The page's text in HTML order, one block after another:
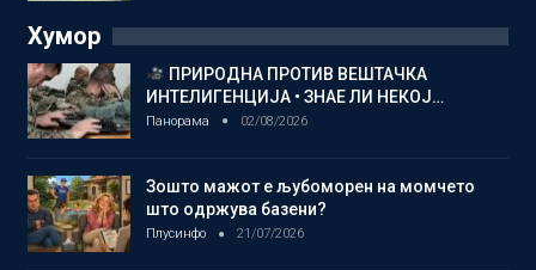
Хумор
ПРИРОДНА ПРОТИВ ВЕШТАЧКА
ИНТЕЛИГЕНЦИЈА • ЗНАЕ ЛИ НЕКОЈ…
Панорама 02/08/2026
Зошто мажот е љубоморен на момчето
што одржува базени?
Плусинфо 21/07/2026